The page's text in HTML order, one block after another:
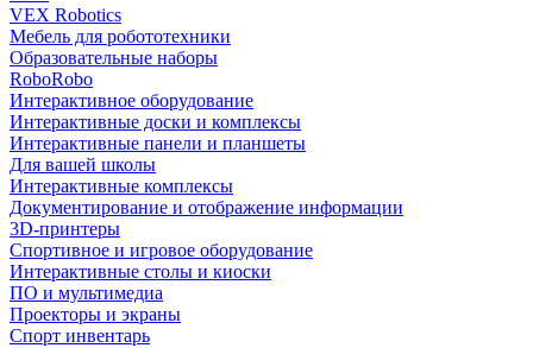
VEX Robotics
Мебель для робототехники
Образовательные наборы
RoboRobo
Интерактивное оборудование
Интерактивные доски и комплексы
Интерактивные панели и планшеты
Для вашей школы
Интерактивные комплексы
Документирование и отображение информации
3D-принтеры
Спортивное и игровое оборудование
Интерактивные столы и киоски
ПО и мультимедиа
Проекторы и экраны
Спорт инвентарь